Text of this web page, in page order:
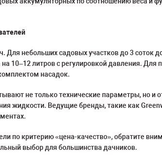
Для небольших садовых участков до 3 соток
10–12 литров с регулировкой давления.
насадок.
не только технические параметры, но
жидкости. Ведущие бренды, такие как
по критерию «цена-качество», обратите
выбор для большинства дачников.